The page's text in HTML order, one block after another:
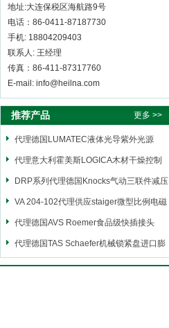
地址:大连保税区海航路9号
电话：86-0411-87187730
手机: 18804209403
联系人: 王经理
传真：86-411-87317760
E-mail: info@heilna.com
推荐产品 更多 >>
代理德国LUMATEC液体光导紫外光源
代理意大利霍美斯LOGICA木材干燥控制
仪
DRP系列代理德国Knocks气动三联件减压
阀
VA 204-102代理供应staiger微型比例电磁
阀
代理德国AVS Roemer食品级快插接头
代理德国TAS Schaefer机械锁紧盘进口膨
胀套